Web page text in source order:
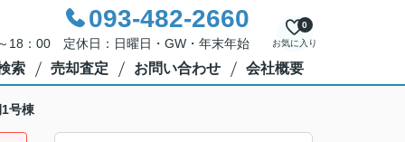
093-482-2660
18：00 定休日：日曜日・GW・年末年始 お気に入り
0
索 売却査定 お問い合わせ 会社概要
号棟